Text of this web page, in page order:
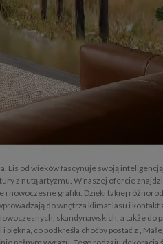
Lis od wieków fascynuje swoją
z nutą artyzmu. W naszej ofercie
nowoczesne grafiki. Dzięki takiej
do wnętrza klimat lasu i kontakt
skandynawskich, a także do
co podkreśla choćby postać z